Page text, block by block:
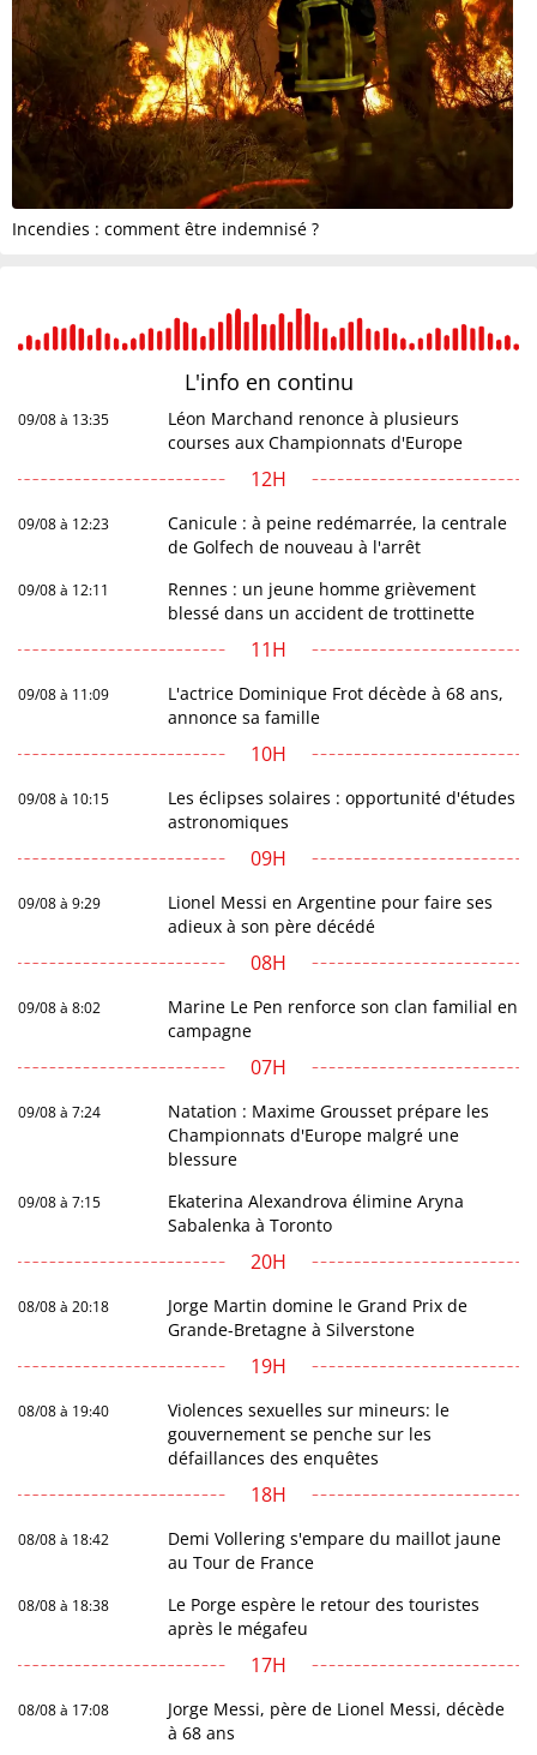
Incendies : comment être indemnisé ?
L'info en continu
09/08 à 13:35
Léon Marchand renonce à plusieurs
courses aux Championnats d'Europe
12H
09/08 à 12:23
Canicule : à peine redémarrée, la centrale
de Golfech de nouveau à l'arrêt
09/08 à 12:11
Rennes : un jeune homme grièvement
blessé dans un accident de trottinette
11H
09/08 à 11:09
L'actrice Dominique Frot décède à 68 ans,
annonce sa famille
10H
09/08 à 10:15
Les éclipses solaires : opportunité d'études
astronomiques
09H
09/08 à 9:29
Lionel Messi en Argentine pour faire ses
adieux à son père décédé
08H
09/08 à 8:02
Marine Le Pen renforce son clan familial en
campagne
07H
09/08 à 7:24
Natation : Maxime Grousset prépare les
Championnats d'Europe malgré une
blessure
09/08 à 7:15
Ekaterina Alexandrova élimine Aryna
Sabalenka à Toronto
20H
08/08 à 20:18
Jorge Martin domine le Grand Prix de
Grande-Bretagne à Silverstone
19H
08/08 à 19:40
Violences sexuelles sur mineurs: le
gouvernement se penche sur les
défaillances des enquêtes
18H
08/08 à 18:42
Demi Vollering s'empare du maillot jaune
au Tour de France
08/08 à 18:38
Le Porge espère le retour des touristes
après le mégafeu
17H
08/08 à 17:08
Jorge Messi, père de Lionel Messi, décède
à 68 ans